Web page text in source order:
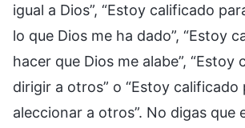
igual a Dios”, “Estoy calificado
lo que Dios me ha dado”, “Estoy
hacer que Dios me alabe”, “Estoy
dirigir a otros” o “Estoy calificado
aleccionar a otros”. No digas que